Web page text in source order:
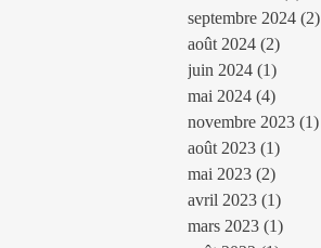
septembre 2024 (2)
août 2024 (2)
juin 2024 (1)
mai 2024 (4)
novembre 2023 (1)
août 2023 (1)
mai 2023 (2)
avril 2023 (1)
mars 2023 (1)